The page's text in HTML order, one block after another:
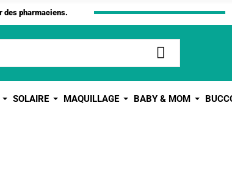
des pharmaciens.
SOLAIRE MAQUILLAGE BABY & MOM